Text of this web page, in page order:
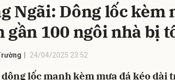
Ngãi: Dông lốc kèm
gần 100 ngôi nhà bị
24/04/2025 23:52
lốc mạnh kèm mưa đá kéo dài